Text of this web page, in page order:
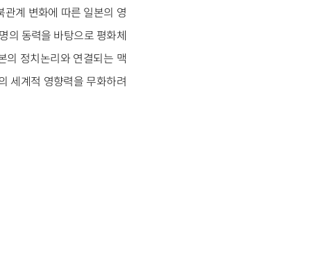
관계 변화에 따른 일본의 영
의 동력을 바탕으로 평화체
의 정치논리와 연결되는 맥
세계적 영향력을 무화하려